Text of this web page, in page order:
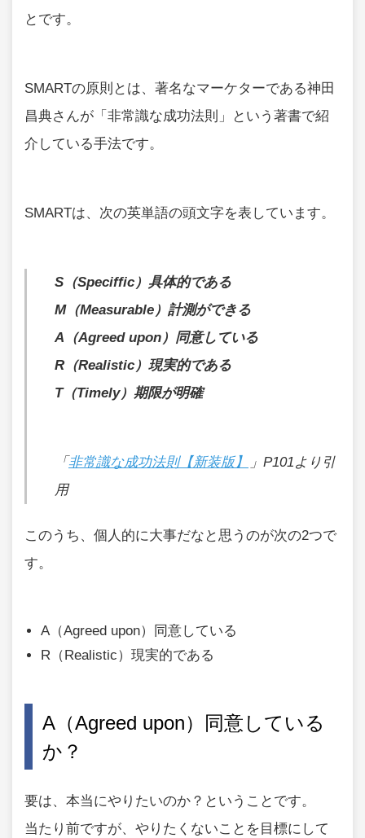
とです。
SMARTの原則とは、著名なマーケターである神田
昌典さんが「非常識な成功法則」という著書で紹
介している手法です。
SMARTは、次の英単語の頭文字を表しています。
S（Speciffic）具体的である
M（Measurable）計測ができる
A（Agreed upon）同意している
R（Realistic）現実的である
T（Timely）期限が明確
「 非常識な成功法則【新装版】
」P101より引
用
このうち、個人的に大事だなと思うのが次の2つで
す。
A（Agreed upon）同意している
R（Realistic）現実的である
A（Agreed upon）同意している
か？
要は、本当にやりたいのか？ということです。
当たり前ですが、やりたくないことを目標にして